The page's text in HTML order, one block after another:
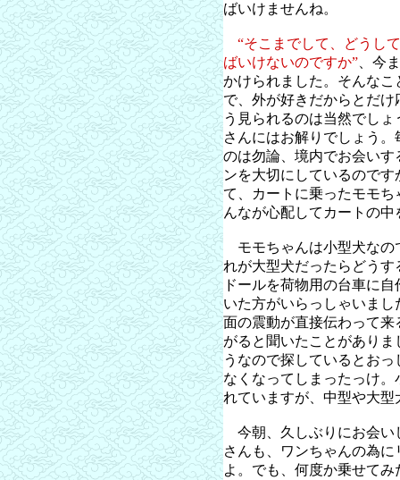
ばいけませんね。
“そこまでして、どうし
ばいけないのですか”、今
かけられました。そんな
で、外が好きだからとだ
う見られるのは当然でし
さんにはお解りでしょう
のは勿論、境内でお会い
ンを大切にしているので
て、カートに乗ったモモ
んなが心配してカートの
モモちゃんは小型犬なの
れが大型犬だったらどう
ドールを荷物用の台車に
いた方がいらっしゃいま
面の震動が直接伝わって
がると聞いたことがあり
うなので探しているとお
なくなってしまったっけ
れていますが、中型や大
今朝、久しぶりにお会い
さんも、ワンちゃんの為
よ。でも、何度か乗せて